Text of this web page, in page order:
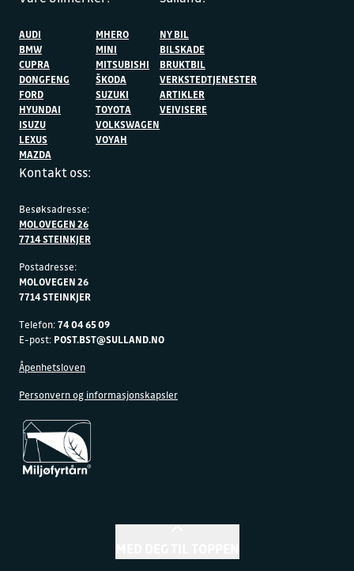
AUDI
BMW
CUPRA
DONGFENG
FORD
HYUNDAI
ISUZU
LEXUS
MAZDA
MHERO
MINI
MITSUBISHI
ŠKODA
SUZUKI
TOYOTA
VOLKSWAGEN
VOYAH
NY BIL
BILSKADE
BRUKTBIL
VERKSTEDTJENESTER
ARTIKLER
VEIVISERE
Kontakt oss:
Besøksadresse:
MOLOVEGEN 26
7714 STEINKJER
Postadresse:
MOLOVEGEN 26
7714 STEINKJER
Telefon:74 04 65 09
E-post: POST.BST@SULLAND.NO
Åpenhetsloven
Personvern og informasjonskapsler